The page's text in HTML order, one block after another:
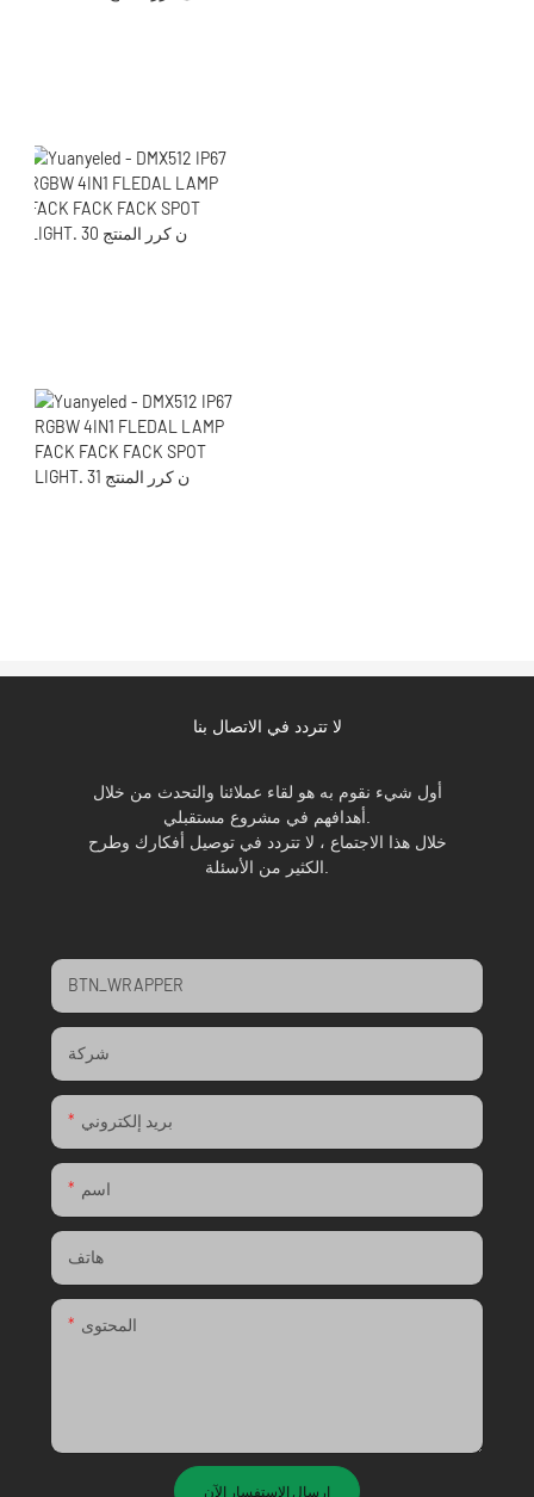
لا تتردد في الاتصال بنا
أول شيء نقوم به هو لقاء عملائنا والتحدث من خلال
خلال هذا الاجتماع ، لا تتردد في توصيل أفكارك وطرح
BTN_WRAPPER
شركة
بريد إلكتروني
اسم
هاتف
المحتوى
إرسال الاستفسار الآن